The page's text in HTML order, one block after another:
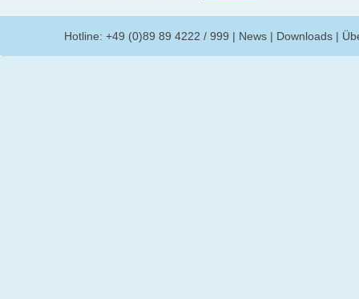
Hotline: +49 (0)89 89 4222 / 999 | News | Downloads |